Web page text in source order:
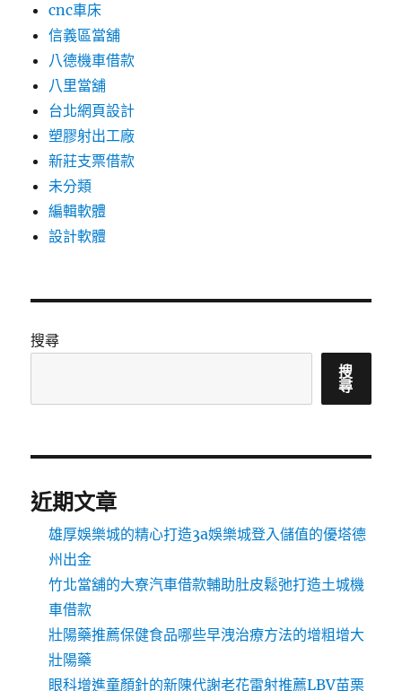
cnc車床
信義區當舖
八德機車借款
八里當舖
台北網頁設計
塑膠射出工廠
新莊支票借款
未分類
編輯軟體
設計軟體
搜尋
搜
尋
近期文章
雄厚娛樂城的精心打造3a娛樂城登入儲值的優塔德
州出金
竹北當舖的大寮汽車借款輔助肚皮鬆弛打造土城機
車借款
壯陽藥推薦保健食品哪些早洩治療方法的增粗增大
壯陽藥
眼科增進童顏針的新陳代謝老花雷射推薦LBV苗栗